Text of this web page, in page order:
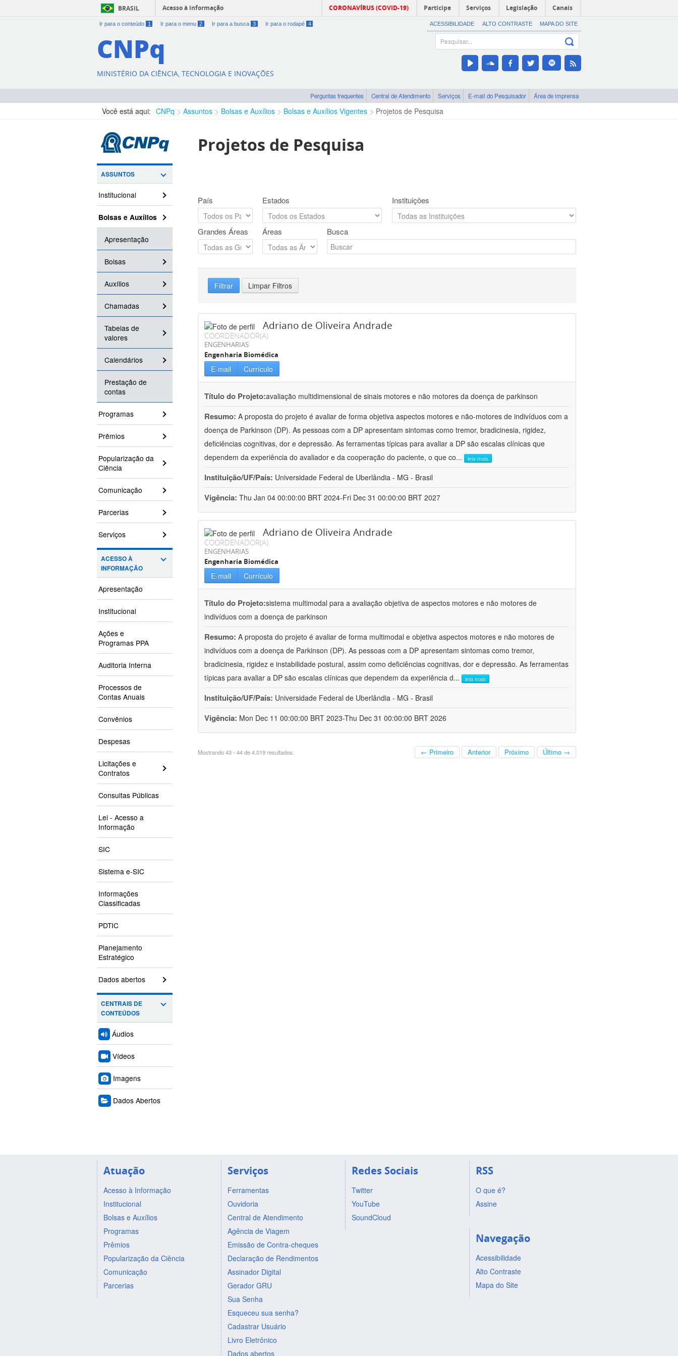
BRASIL Acesso à informação CORONAVÍRUS (COVID-19) Participe Serviços Legislação Canais
Ir para o conteúdo 1 Ir para o menu 2 Ir para a busca 3 Ir para o rodapé 4 ACESSIBILIDADE ALTO CONTRASTE MAPA DO SITE
CNPq
MINISTÉRIO DA CIÊNCIA, TECNOLOGIA E INOVAÇÕES
Perguntas frequentes Central de Atendimento Serviços E-mail do Pesquisador Área de imprensa
Você está aqui: CNPq Assuntos Bolsas e Auxílios Bolsas e Auxílios Vigentes Projetos de Pesquisa
ASSUNTOS
Institucional
Bolsas e Auxílios
Apresentação
Bolsas
Auxílios
Chamadas
Tabelas de
valores
Calendários
Prestação de
contas
Programas
Prêmios
Popularização da
Ciência
Comunicação
Parcerias
Serviços
ACESSO À
INFORMAÇÃO
Apresentação
Institucional
Ações e
Programas PPA
Auditoria Interna
Processos de
Contas Anuais
Convênios
Despesas
Licitações e
Contratos
Consultas Públicas
Lei - Acesso a
Informação
SIC
Sistema e-SIC
Informações
Classificadas
PDTIC
Planejamento
Estratégico
Dados abertos
CENTRAIS DE
CONTEÚDOS
Áudios
Vídeos
Imagens
Dados Abertos
Projetos de Pesquisa
País Estados Instituições
Grandes Áreas Áreas Busca
Filtrar Limpar Filtros
Adriano de Oliveira Andrade
COORDENADOR(A)
ENGENHARIAS
Engenharia Biomédica
E-mail Currículo
Título do Projeto:avaliação multidimensional de sinais motores e não motores da doença de parkinson
Resumo: A proposta do projeto é avaliar de forma objetiva aspectos motores e não-motores de indivíduos com a
doença de Parkinson (DP). As pessoas com a DP apresentam sintomas como tremor, bradicinesia, rigidez,
deficiências cognitivas, dor e depressão. As ferramentas típicas para avaliar a DP são escalas clínicas que
dependem da experiência do avaliador e da cooperação do paciente, o que co... leia mais
Instituição/UF/País: Universidade Federal de Uberlândia - MG - Brasil
Vigência: Thu Jan 04 00:00:00 BRT 2024-Fri Dec 31 00:00:00 BRT 2027
Adriano de Oliveira Andrade
COORDENADOR(A)
ENGENHARIAS
Engenharia Biomédica
E-mail Currículo
Título do Projeto:sistema multimodal para a avaliação objetiva de aspectos motores e não motores de
indivíduos com a doença de parkinson
Resumo: A proposta do projeto é avaliar de forma multimodal e objetiva aspectos motores e não motores de
indivíduos com a doença de Parkinson (DP). As pessoas com a DP apresentam sintomas como tremor,
bradicinesia, rigidez e instabilidade postural, assim como deficiências cognitivas, dor e depressão. As ferramentas
típicas para avaliar a DP são escalas clínicas que dependem da experiência d... leia mais
Instituição/UF/País: Universidade Federal de Uberlândia - MG - Brasil
Vigência: Mon Dec 11 00:00:00 BRT 2023-Thu Dec 31 00:00:00 BRT 2026
Mostrando 43 - 44 de 4.019 resultados. ← Primeiro Anterior Próximo Último →
Atuação
Acesso à Informação
Institucional
Bolsas e Auxílios
Programas
Prêmios
Popularização da Ciência
Comunicação
Parcerias
Serviços
Ferramentas
Ouvidoria
Central de Atendimento
Agência de Viagem
Emissão de Contra-cheques
Declaração de Rendimentos
Assinador Digital
Gerador GRU
Sua Senha
Esqueceu sua senha?
Cadastrar Usuário
Livro Eletrônico
Dados abertos
Redes Sociais
Twitter
YouTube
SoundCloud
RSS
O que é?
Assine
Navegação
Acessibilidade
Alto Contraste
Mapa do Site